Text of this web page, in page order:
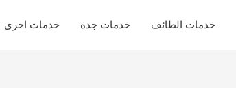
خدمات الطائف خدمات جدة خدمات اخرى